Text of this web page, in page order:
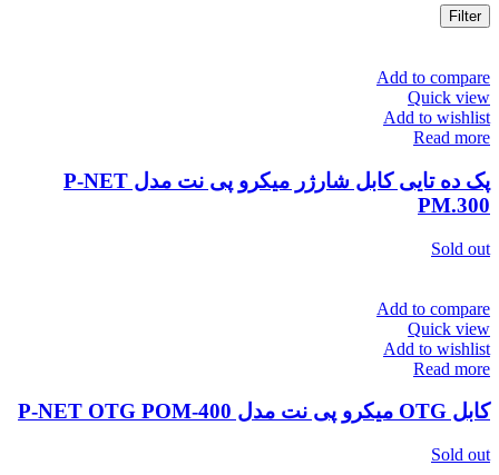
Filter
Add to compare
Quick view
Add to wishlist
Read more
پک ده تایی کابل شارژر میکرو پی نت مدل P-NET
PM.300
Sold out
Add to compare
Quick view
Add to wishlist
Read more
کابل OTG میکرو پی نت مدل P-NET OTG POM-400
Sold out